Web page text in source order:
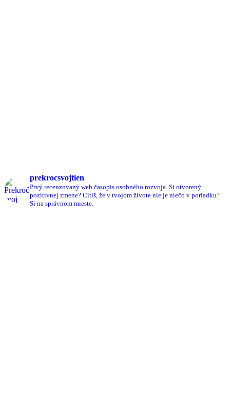
prekrocsvojtien
Prvý recenzovaný web časopis osobného rozvoja. Si otvorený
pozitívnej zmene? Cítiš, že v tvojom živote nie je niečo v poriadku?
Si na správnom mieste.